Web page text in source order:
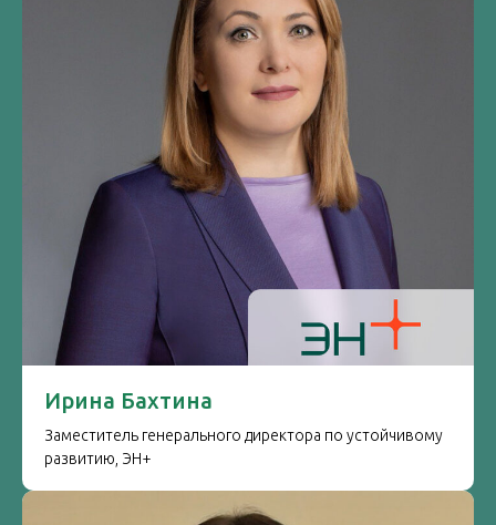
Ирина Бахтина
Заместитель генерального директора по устойчивому
развитию, ЭН+